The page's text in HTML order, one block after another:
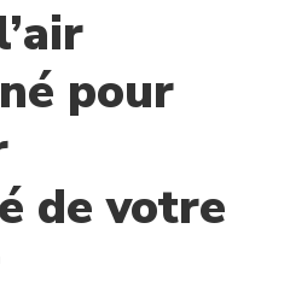
pour
de votre